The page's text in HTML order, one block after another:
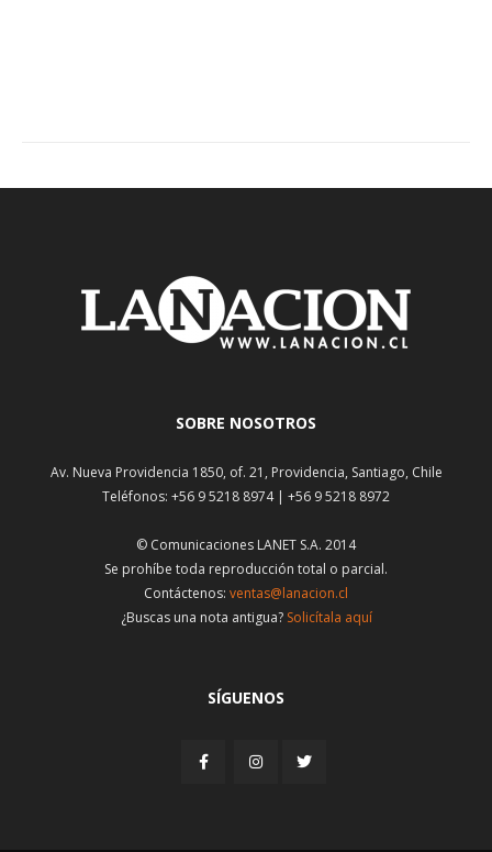
SOBRE NOSOTROS
Av. Nueva Providencia 1850, of. 21, Providencia, Santiago, Chile
Teléfonos: +56 9 5218 8974 | +56 9 5218 8972
© Comunicaciones LANET S.A. 2014
Se prohíbe toda reproducción total o parcial.
Contáctenos: ventas@lanacion.cl
¿Buscas una nota antigua? Solicítala aquí
SÍGUENOS